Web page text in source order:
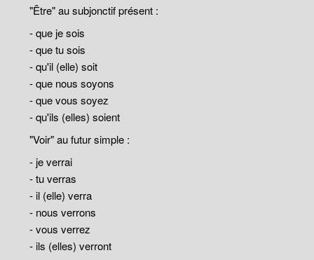
"Être" au subjonctif présent :
- que je sois
- que tu sois
- qu'il (elle) soit
- que nous soyons
- que vous soyez
- qu'ils (elles) soient
"Voir" au futur simple :
- je verrai
- tu verras
- il (elle) verra
- nous verrons
- vous verrez
- ils (elles) verront